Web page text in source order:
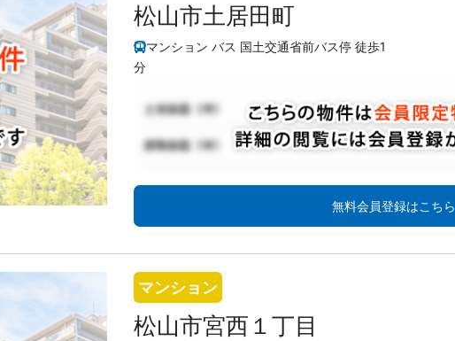
松山市土居田町
マンション バス 国土交通省前バス停 徒歩1
分
無料会員登録はこちら
マンション
松山市宮西１丁目